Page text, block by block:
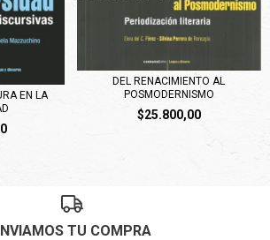
EN LA
DEL RENACIMIENTO AL
POSMODERNISMO
$25.800,00
TU COMPRA